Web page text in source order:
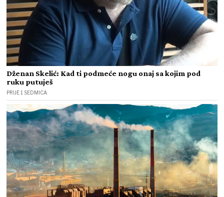
Dženan Skelić: Kad ti podmeće nogu onaj sa kojim pod
ruku putuješ
PRIJE 1 SEDMICA